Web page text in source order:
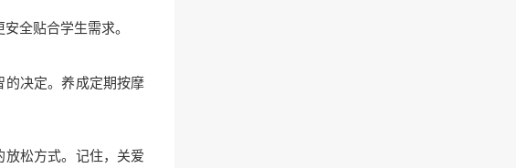
全贴合学生需求。
的决定。养成定期按摩
松方式。记住，关爱